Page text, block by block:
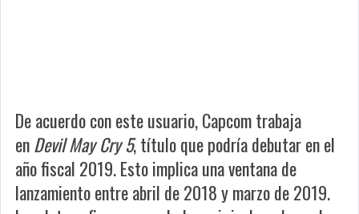
De acuerdo con este usuario, Capcom trabaja
enDevil May Cry 5, título que podría debutar en el
año fiscal 2019. Esto implica una ventana de
lanzamiento entre abril de 2018 y marzo de 2019.